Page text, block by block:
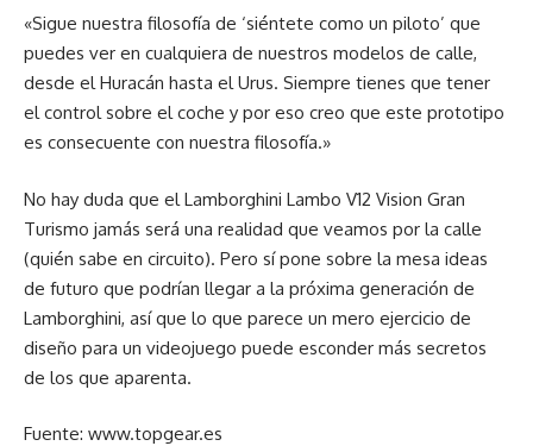
«Sigue nuestra filosofía de ‘siéntete como un piloto’ que
puedes ver en cualquiera de nuestros modelos de calle,
desde el Huracán hasta el Urus. Siempre tienes que tener
el control sobre el coche y por eso creo que este prototipo
es consecuente con nuestra filosofía.»
No hay duda que el Lamborghini Lambo V12 Vision Gran
Turismo jamás será una realidad que veamos por la calle
(quién sabe en circuito). Pero sí pone sobre la mesa ideas
de futuro que podrían llegar a la próxima generación de
Lamborghini, así que lo que parece un mero ejercicio de
diseño para un videojuego puede esconder más secretos
de los que aparenta.
Fuente: www.topgear.es